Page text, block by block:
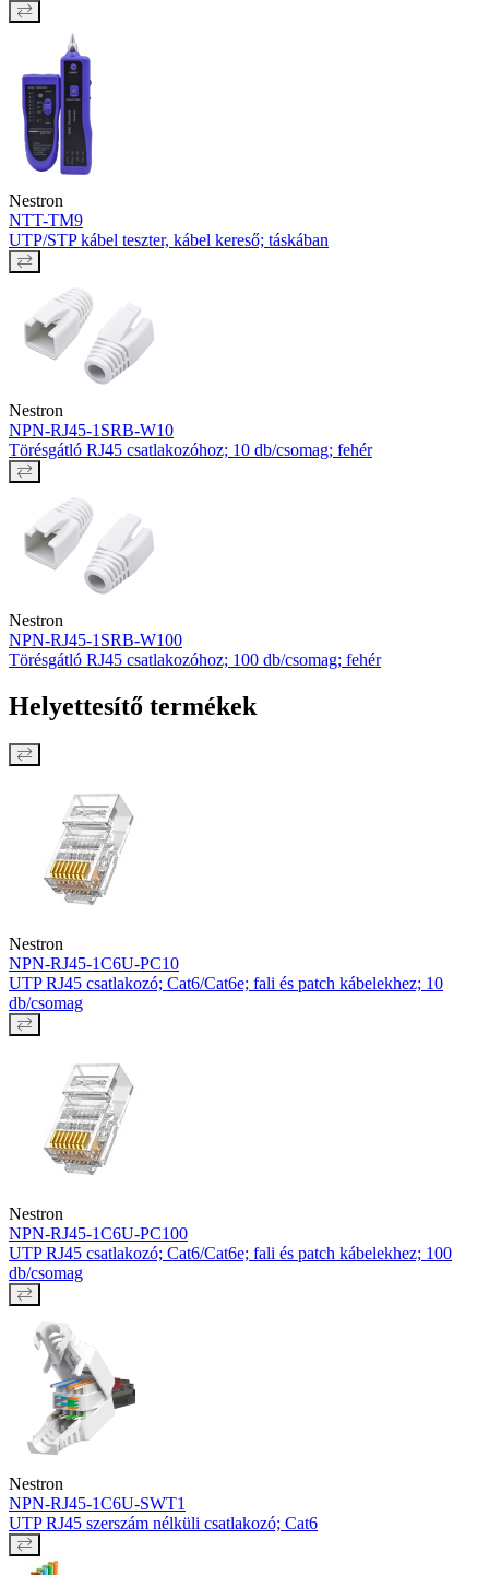
Nestron
NTT-TM9
UTP/STP kábel teszter, kábel kereső; táskában
Nestron
NPN-RJ45-1SRB-W10
Törésgátló RJ45 csatlakozóhoz; 10 db/csomag; fehér
Nestron
NPN-RJ45-1SRB-W100
Törésgátló RJ45 csatlakozóhoz; 100 db/csomag; fehér
Helyettesítő termékek
Nestron
NPN-RJ45-1C6U-PC10
UTP RJ45 csatlakozó; Cat6/Cat6e; fali és patch kábelekhez; 10
db/csomag
Nestron
NPN-RJ45-1C6U-PC100
UTP RJ45 csatlakozó; Cat6/Cat6e; fali és patch kábelekhez; 100
db/csomag
Nestron
NPN-RJ45-1C6U-SWT1
UTP RJ45 szerszám nélküli csatlakozó; Cat6